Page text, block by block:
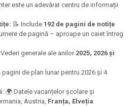
este un adevărat centru de informații
📝 Include 192 de pagini de notițe
de pagină – aproape un caiet întreg
Vederi generale ale anilor 2025, 2026 și
pagini de plan lunar pentru 2026 și 4
🌍 Datele vacanțelor școlare și
Austria, Franța, Elveția